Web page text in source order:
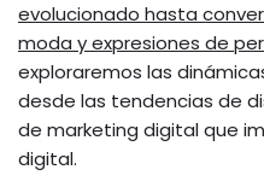
evolucionado hasta
moda y expresiones de
exploraremos las
desde las tendencias de
de marketing digital que
digital.